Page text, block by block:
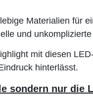
Materialien für
und
mit diesen
hinterlässt.
sondern nur die